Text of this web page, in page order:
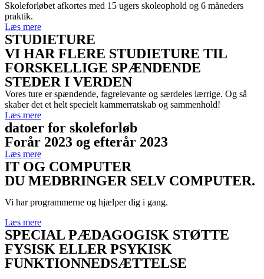
Skoleforløbet afkortes med 15 ugers skoleophold og 6 måneders
praktik.
Læs mere
STUDIETURE
VI HAR FLERE STUDIETURE TIL
FORSKELLIGE SPÆNDENDE
STEDER I VERDEN
Vores ture er spændende, fagrelevante og særdeles lærrige. Og så
skaber det et helt specielt kammerratskab og sammenhold!
Læs mere
datoer for skoleforløb
Forår 2023 og efterår 2023
Læs mere
IT OG COMPUTER
DU MEDBRINGER SELV COMPUTER.
Vi har programmerne og hjælper dig i gang.
Læs mere
SPECIAL PÆDAGOGISK STØTTE
FYSISK ELLER PSYKISK
FUNKTIONNEDSÆTTELSE